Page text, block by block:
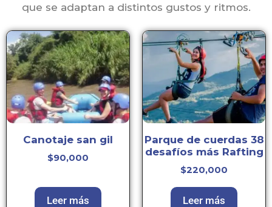
que se adaptan a distintos gustos y ritmos.
Canotaje san gil
$90,000
Leer más
Parque de cuerdas 38
desafíos más Rafting
$220,000
Leer más